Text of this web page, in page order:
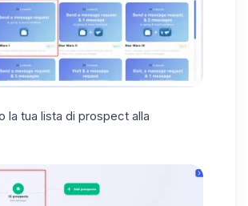
la tua lista di prospect alla